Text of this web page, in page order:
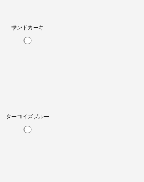
サンドカーキ
ターコイズブルー